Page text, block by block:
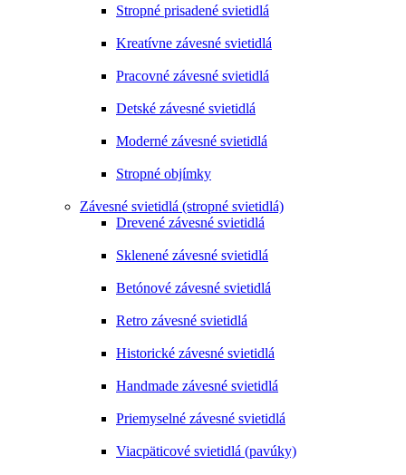
Stropné prisadené svietidlá
Kreatívne závesné svietidlá
Pracovné závesné svietidlá
Detské závesné svietidlá
Moderné závesné svietidlá
Stropné objímky
Závesné svietidlá (stropné svietidlá)
Drevené závesné svietidlá
Sklenené závesné svietidlá
Betónové závesné svietidlá
Retro závesné svietidlá
Historické závesné svietidlá
Handmade závesné svietidlá
Priemyselné závesné svietidlá
Viacpäticové svietidlá (pavúky)